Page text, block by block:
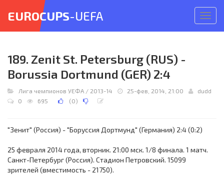
меню
EUROCUPS-UEFA
189. Zenit St. Petersburg (RUS) -
Borussia Dortmund (GER) 2:4
Лига чемпионов УЕФА / 2013-14 25-фев, 2014, 21:00
dudd
0
695 (0)
"Зенит" (Россия) - "Боруссия Дортмунд" (Германия) 2:4 (0:2)
25 февраля 2014 года, вторник. 21:00 мск. 1/8 финала. 1 матч.
Санкт-Петербург (Россия). Стадион Петровский. 15099
зрителей (вместимость - 21750).